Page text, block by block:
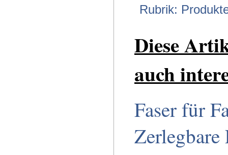
Rubrik:
Diese
auch
Faser für
Zerlegbare